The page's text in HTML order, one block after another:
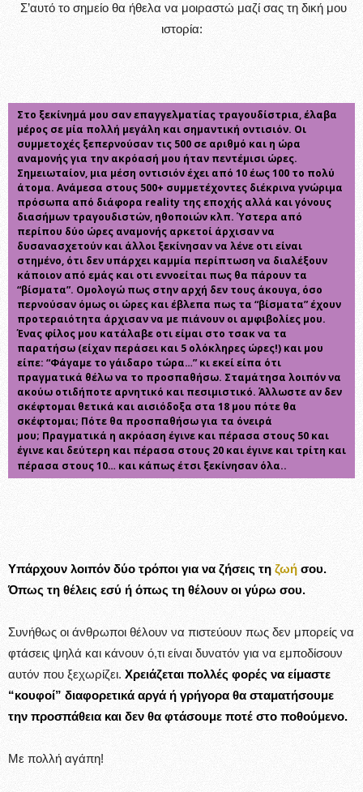
Σ’αυτό το σημείο θα ήθελα να μοιραστώ μαζί σας τη δική μου
ιστορία:
Στο ξεκίνημά μου σαν επαγγελματίας τραγουδίστρια, έλαβα
μέρος σε μία πολλή μεγάλη και σημαντική οντισιόν. Οι
συμμετοχές ξεπερνούσαν τις 500 σε αριθμό και η ώρα
αναμονής για την ακρόασή μου ήταν πεντέμισι ώρες.
Σημειωταίον, μια μέση οντισιόν έχει από 10 έως 100 το πολύ
άτομα. Ανάμεσα στους 500+ συμμετέχοντες διέκρινα γνώριμα
πρόσωπα από διάφορα reality της εποχής αλλά και γόνους
διασήμων τραγουδιστών, ηθοποιών κλπ. Ύστερα από
περίπου δύο ώρες αναμονής αρκετοί άρχισαν να
δυσανασχετούν και άλλοι ξεκίνησαν να λένε οτι είναι
στημένο, ότι δεν υπάρχει καμμία περίπτωση να διαλέξουν
κάποιον από εμάς και οτι εννοείται πως θα πάρουν τα
“βίσματα”. Ομολογώ πως στην αρχή δεν τους άκουγα, όσο
περνούσαν όμως οι ώρες και έβλεπα πως τα “βίσματα” έχουν
προτεραιότητα άρχισαν να με πιάνουν οι αμφιβολίες μου.
Ένας φίλος μου κατάλαβε οτι είμαι στο τσακ να τα
παρατήσω (είχαν περάσει και 5 ολόκληρες ώρες!) και μου
είπε: “Φάγαμε το γάιδαρο τώρα…” κι εκεί είπα ότι
πραγματικά θέλω να το προσπαθήσω. Σταμάτησα λοιπόν να
ακούω οτιδήποτε αρνητικό και πεσιμιστικό. Άλλωστε αν δεν
σκέφτομαι θετικά και αισιόδοξα στα 18 μου πότε θα
σκέφτομαι; Πότε θα προσπαθήσω για τα όνειρά
μου; Πραγματικά η ακρόαση έγινε και πέρασα στους 50 και
έγινε και δεύτερη και πέρασα στους 20 και έγινε και τρίτη και
πέρασα στους 10… και κάπως έτσι ξεκίνησαν όλα..
Υπάρχουν λοιπόν δύο τρόποι για να ζήσεις τη ζωή σου.
Όπως τη θέλεις εσύ ή όπως τη θέλουν οι γύρω σου.
Συνήθως οι άνθρωποι θέλουν να πιστεύουν πως δεν μπορείς να
φτάσεις ψηλά και κάνουν ό,τι είναι δυνατόν για να εμποδίσουν
αυτόν που ξεχωρίζει. Χρειάζεται πολλές φορές να είμαστε
“κουφοί” διαφορετικά αργά ή γρήγορα θα σταματήσουμε
την προσπάθεια και δεν θα φτάσουμε ποτέ στο ποθούμενο.
Με πολλή αγάπη!